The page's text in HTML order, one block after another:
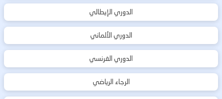
الدوري الإيطالي
الدوري الألماني
الدوري الفرنسي
الرجاء الرياضي